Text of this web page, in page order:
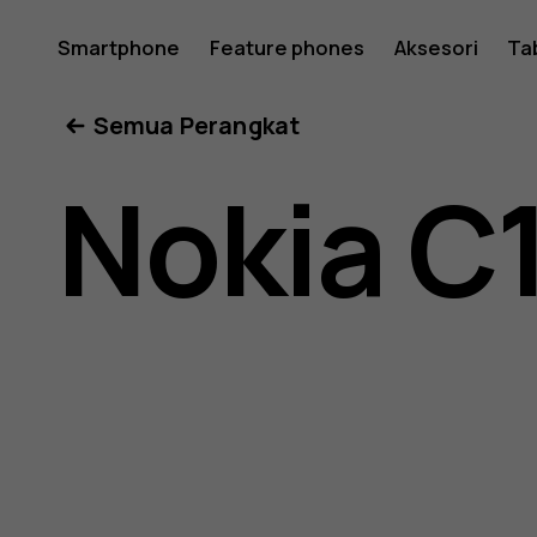
Buku
petunjuk
Nokia
Smartphone Feature phones Aksesori
Semua Perangkat
Nokia C1